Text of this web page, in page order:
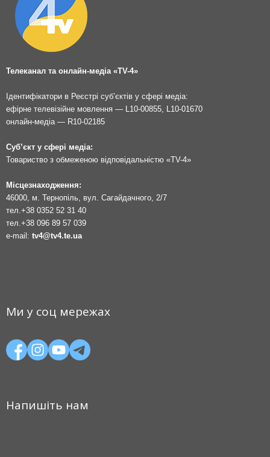
Телеканал та онлайн-медіа «TV-4»
Ідентифікатори в Реєстрі суб’єктів у сфері медіа:
ефірне телевізійне мовлення — L10-00855, L10-01670
онлайн-медіа — R10-02185
Суб’єкт у сфері медіа:
Товариство з обмеженою відповідальністю «TV-4»
Місцезнаходження:
46000, м. Тернопіль, вул. Сагайдачного, 2/7
тел. +38 0352 52 31 40
тел. +38 096 89 57 039
e-mail: tv4@tv4.te.ua
Ми у соц мережах
Напишіть нам